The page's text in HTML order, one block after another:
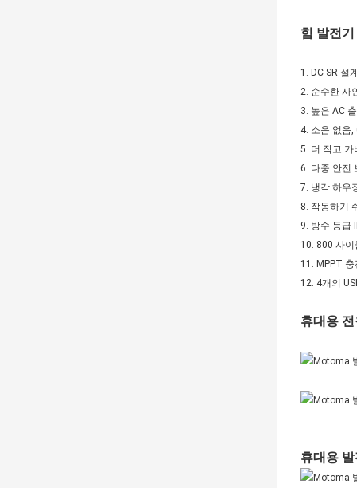
힘 발전기
1. DC SR 설
2. 순수한 사
3. 높은 AC
4. 소음 없음,
5. 더 작고 가
6. 다중 안전
7. 냉각 하우
8. 작동하기
9. 방수 등급
10. 800 사이
11. MPPT
12. 4개의
휴대용
휴대용